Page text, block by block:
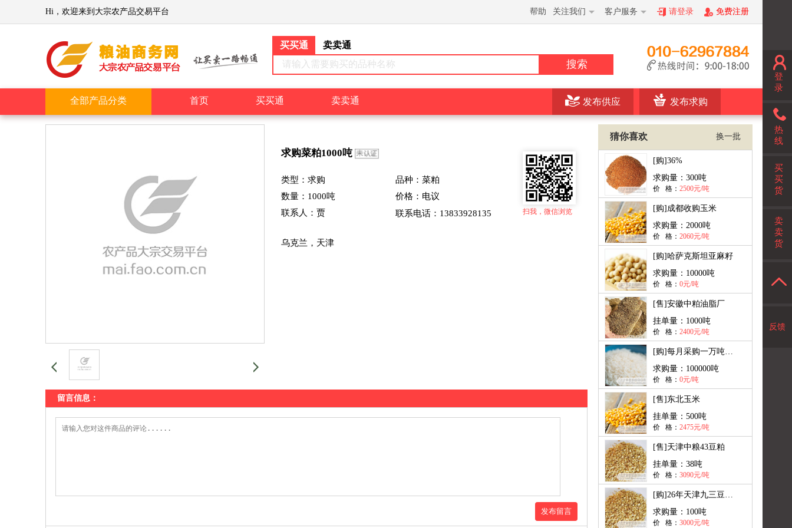
Hi，欢迎来到大宗农产品交易平台 帮助 关注我们 客户服务 请登录 免费注册
买买通
卖卖通
请输入需要购买的品种名称
搜索
全部产品分类 首页 买买通 卖卖通 发布供应 发布求购
扫我，微信浏览
求购菜粕1000吨
类型： 求购
品种：菜粕
数量： 1000吨 价格： 电议
联系人：贾
联系电话：13833928135
乌克兰，天津
留言信息：
发布留言
猜你喜欢 换一批
[购]36%
求购量： 300吨
价 格： 2500元/吨
[购] 成都收购玉米
求购量： 2000吨
价 格： 2060元/吨
[购]哈萨克斯坦亚麻籽
求购量： 10000吨
价 格： 0元/吨
[售]安徽中粕油脂厂
挂单量： 1000吨
价 格： 2400元/吨
[购]每月采购一万吨大米出口
求购量： 100000吨
价 格： 0元/吨
[售] 东北玉米
挂单量： 500吨
价 格： 2475元/吨
[售] 天津中粮43豆粕
挂单量： 38吨
价 格： 3090元/吨
[购]26年天津九三豆粕现货
求购量： 100吨
价 格： 3000元/吨
登
录
热
线
买
买
货
卖
卖
货
反馈